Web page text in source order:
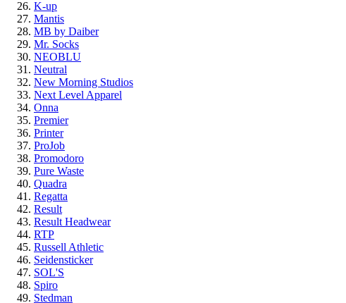
K-up
Mantis
MB by Daiber
Mr. Socks
NEOBLU
Neutral
New Morning Studios
Next Level Apparel
Onna
Premier
Printer
ProJob
Promodoro
Pure Waste
Quadra
Regatta
Result
Result Headwear
RTP
Russell Athletic
Seidensticker
SOL'S
Spiro
Stedman